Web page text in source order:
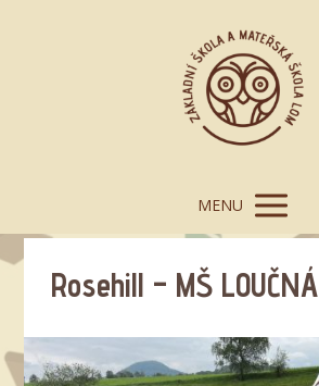
MENU
Rosehill – MŠ LOUČNÁ